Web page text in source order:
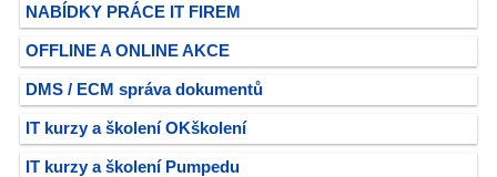
NABÍDKY PRÁCE IT FIREM
OFFLINE A ONLINE AKCE
DMS / ECM správa dokumentů
IT kurzy a školení OKškolení
IT kurzy a školení Pumpedu